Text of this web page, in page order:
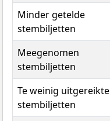
Minder getelde
stembiljetten
Meegenomen
stembiljetten
Te weinig uitgereikte
stembiljetten